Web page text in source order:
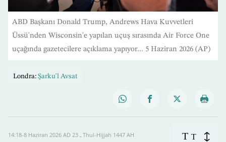
ABD Başkanı Donald Trump, Andrews Hava Kuvvetleri
Üssü'nden Wisconsin'e yapılan uçuş sırasında Air Force One
uçağında gazetecilere açıklama yapıyor... 5 Haziran 2026 (AP)
Londra: Şarku'l Avsat
14:18-8 Haziran 2026 AD ـ 23 Thul-Hijjah 1447 AH T T